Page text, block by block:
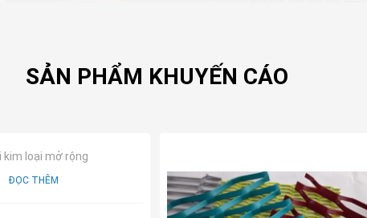
SẢN PHẨM KHUYẾN CÁO
kim loại mở rộng
ĐỌC THÊM